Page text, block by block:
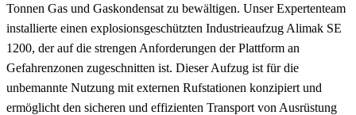
Tonnen Gas und Gaskondensat zu bewältigen. Unser Expertenteam
installierte einen explosionsgeschützten Industrieaufzug Alimak SE
1200, der auf die strengen Anforderungen der Plattform an
Gefahrenzonen zugeschnitten ist. Dieser Aufzug ist für die
unbemannte Nutzung mit externen Rufstationen konzipiert und
ermöglicht den sicheren und effizienten Transport von Ausrüstung